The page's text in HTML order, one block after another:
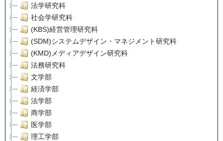
法学研究科
社会学研究科
(KBS)経営管理研究科
(SDM)システムデザイン・マネジメント研究科
(KMD)メディアデザイン研究科
法務研究科
文学部
経済学部
法学部
商学部
医学部
理工学部